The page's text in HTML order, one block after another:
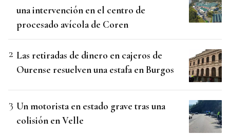
una intervención en el centro de
procesado avícola de Coren
Las retiradas de dinero en cajeros de
Ourense resuelven una estafa en Burgos
Un motorista en estado grave tras una
colisión en Velle